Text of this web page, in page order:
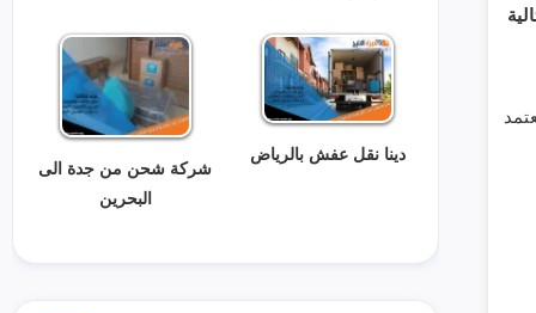
دينا نقل عفش بالرياض
شركة شحن من جدة الى
البحرين